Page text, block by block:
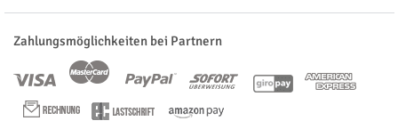
Zahlungsmöglichkeiten bei Partnern